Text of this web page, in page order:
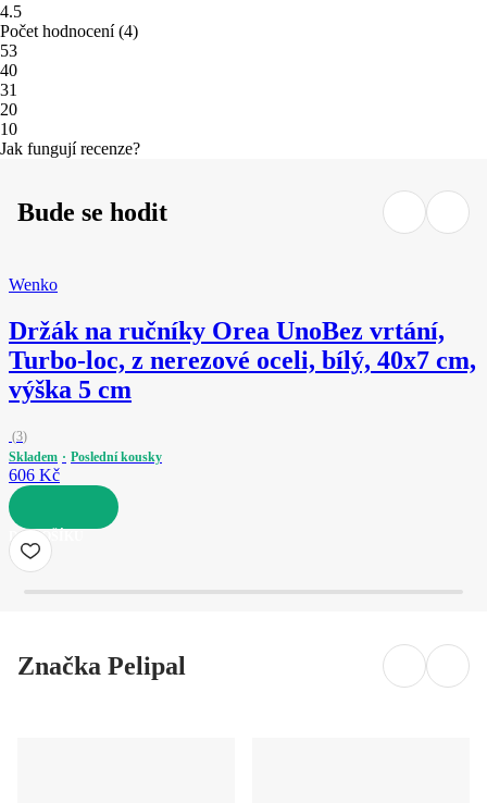
4.5
Počet hodnocení(4)
53
40
31
20
10
Jak fungují recenze?
Bude se hodit
Wenko
Držák na ručníky Orea UnoBez vrtání,
Turbo-loc, z nerezové oceli, bílý, 40x7 cm,
výška 5 cm
(3)
Skladem
Poslední kousky
606 Kč
DO KOŠÍKU
Značka Pelipal